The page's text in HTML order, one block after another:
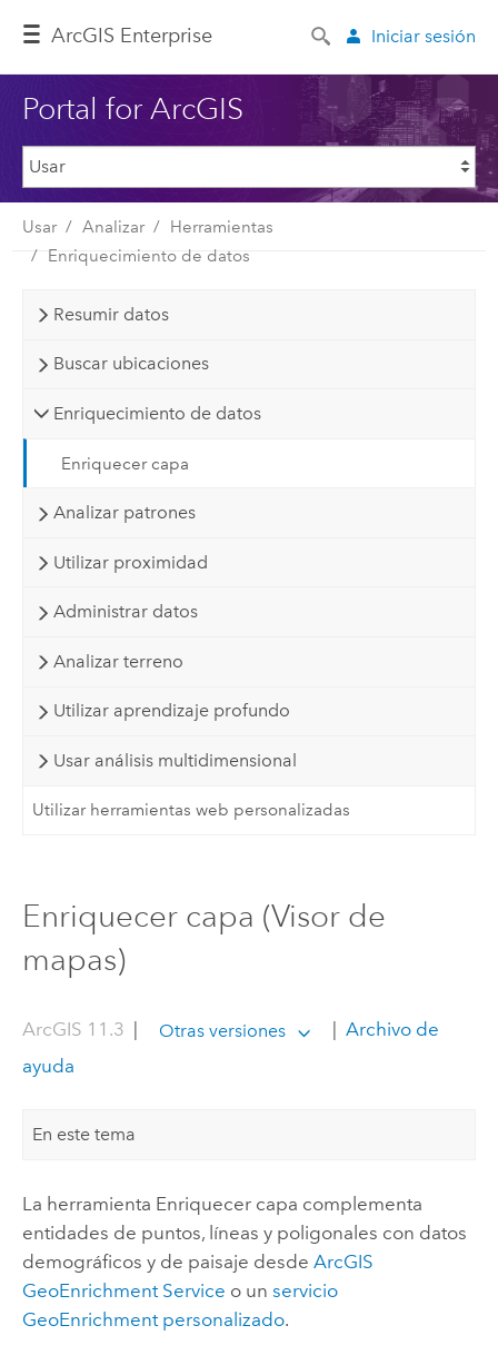
ArcGIS Enterprise Iniciar sesión
Portal for ArcGIS
Usar Analizar
Herramientas
Enriquecimiento de datos
Resumir datos
Buscar ubicaciones
Enriquecimiento de datos
Enriquecer capa
Analizar patrones
Utilizar proximidad
Administrar datos
Analizar terreno
Utilizar aprendizaje profundo
Usar análisis multidimensional
Utilizar herramientas web personalizadas
Enriquecer capa (Visor de
mapas)
ArcGIS 11.3 Otras versiones
Archivo de
ayuda
En este tema
La herramienta Enriquecer capa complementa
entidades de puntos, líneas y poligonales con datos
demográficos y de paisaje desde ArcGIS
GeoEnrichment Service o un servicio
GeoEnrichmentpersonalizado.